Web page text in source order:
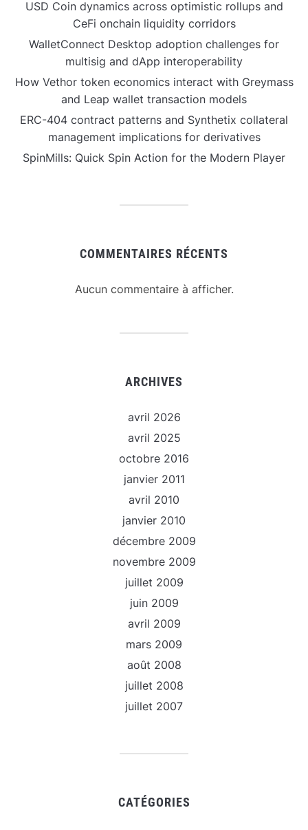
USD Coin dynamics across optimistic rollups and
CeFi onchain liquidity corridors
WalletConnect Desktop adoption challenges for
multisig and dApp interoperability
How Vethor token economics interact with Greymass
and Leap wallet transaction models
ERC-404 contract patterns and Synthetix collateral
management implications for derivatives
SpinMills: Quick Spin Action for the Modern Player
COMMENTAIRES RÉCENTS
Aucun commentaire à afficher.
ARCHIVES
avril 2026
avril 2025
octobre 2016
janvier 2011
avril 2010
janvier 2010
décembre 2009
novembre 2009
juillet 2009
juin 2009
avril 2009
mars 2009
août 2008
juillet 2008
juillet 2007
CATÉGORIES